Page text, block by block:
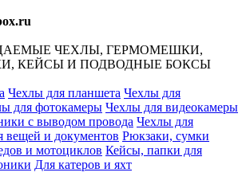
ЧЕХЛЫ, ГЕРМОМЕШКИ,
КЕЙСЫ И ПОДВОДНЫЕ БОКСЫ
Чехлы для планшета Чехлы для
для фотокамеры Чехлы для видеокамеры
с выводом провода Чехлы для
вещей и документов Рюкзаки, сумки
и мотоциклов Кейсы, папки для
Для катеров и яхт